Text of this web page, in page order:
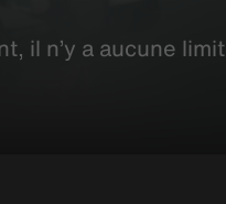
, il n’y a aucune